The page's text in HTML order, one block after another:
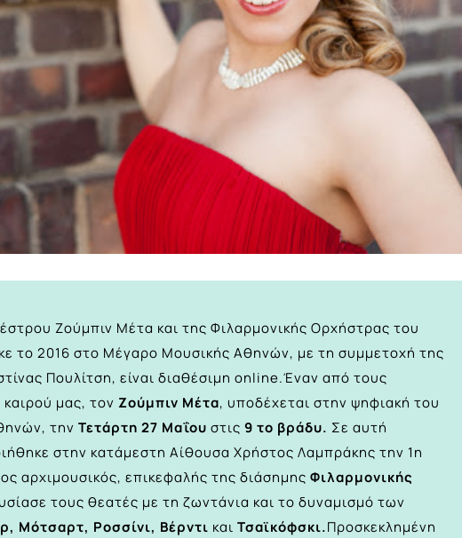
Ζούμπιν Μέτα και της Φιλαρμονικής Ορχήστρας του
το 2016 στο Μέγαρο Μουσικής Αθηνών, με τη συμμετοχή της
Πουλίτση, είναι διαθέσιμη online.Έναν από τους
μας, τον Ζούμπιν Μέτα, υποδέχεται στην ψηφιακή του
την Τετάρτη 27 Μαΐου στις 9 το βράδυ. Σε αυτή
στην κατάμεστη Αίθουσα Χρήστος Λαμπράκης την 1η
αρχιμουσικός, επικεφαλής της διάσημης Φιλαρμονικής
τους θεατές με τη ζωντάνια και το δυναμισμό των
Μότσαρτ, Ροσσίνι, Βέρντι και Τσαϊκόφσκι.Προσκεκλημένη